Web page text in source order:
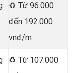
♻️ Từ 96.000
đến 192.000
vnđ/m
♻️ Từ 107.000